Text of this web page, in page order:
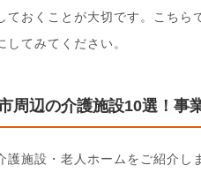
ておくことが大切です。こち
してみてください。
周辺の介護施設10選！事
護施設・老人ホームをご紹介